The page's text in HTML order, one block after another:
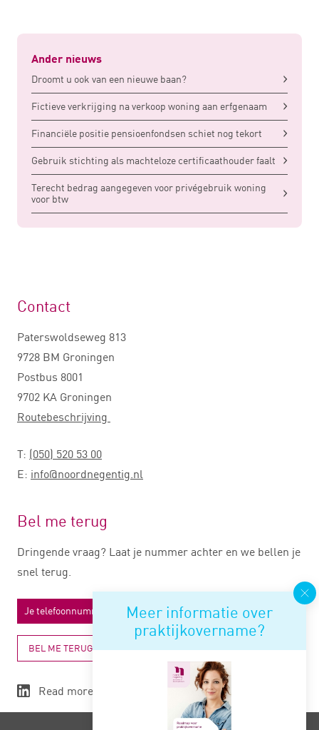
Ander nieuws
Droomt u ook van een nieuwe baan?
Fictieve verkrijging na verkoop woning aan erfgenaam
Financiële positie pensioenfondsen schiet nog tekort
Gebruik stichting als machteloze certificaathouder faalt
Terecht bedrag aangegeven voor privégebruik woning
voor btw
Meer informatie over
praktijkovername?
Contact
Paterswoldseweg 813
9728 BM Groningen
Postbus 8001
9702 KA Groningen
Routebeschrijving
T: (050) 520 53 00
E: info@noordnegentig.nl
Bel me terug
Dringende vraag? Laat je nummer achter en we bellen je
snel terug.
BEL ME TERUG
Read more